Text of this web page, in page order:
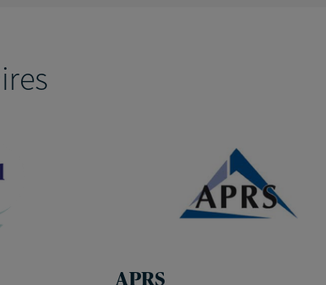
APRS